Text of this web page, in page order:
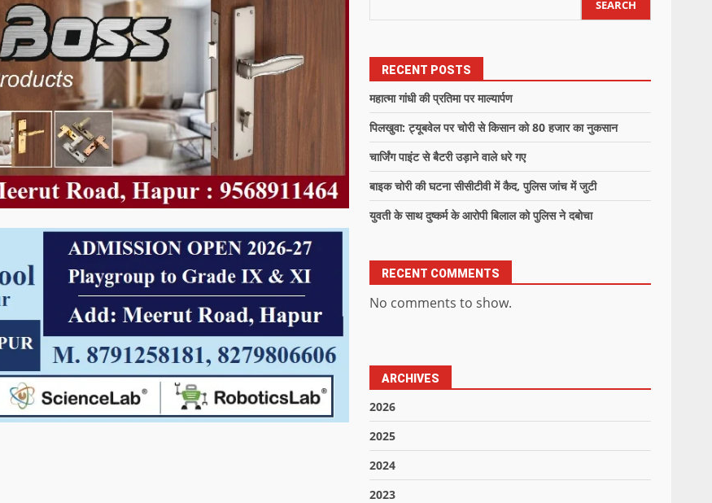
SEARCH
RECENT POSTS
महात्मा गांधी की प्रतिमा पर माल्यार्पण
पिलखुवा: ट्यूबवेल पर चोरी से किसान को 80 हजार का नुकसान
चार्जिंग पाइंट से बैटरी उड़ाने वाले धरे गए
बाइक चोरी की घटना सीसीटीवी में कैद, पुलिस जांच में जुटी
युवती के साथ दुष्कर्म के आरोपी बिलाल को पुलिस ने दबोचा
RECENT COMMENTS
No comments to show.
ARCHIVES
2026
2025
2024
2023